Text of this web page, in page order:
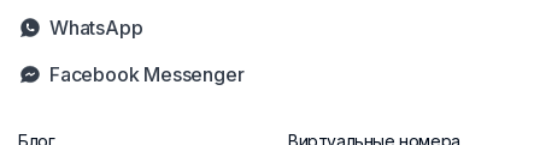
Facebook Messenger
WhatsApp
Блог Виртуальные номера